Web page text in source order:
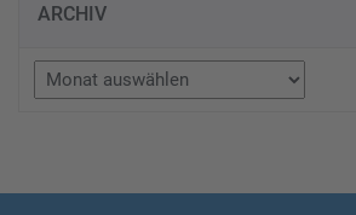
ARCHIV
Archiv